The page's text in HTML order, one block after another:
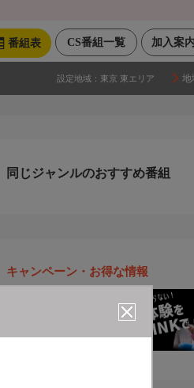
加入案内
CS番組一覧
番組表
設定地域： 東京 東エリア 地
同じジャンルのおすすめ番組
キャンペーン・お得な情報